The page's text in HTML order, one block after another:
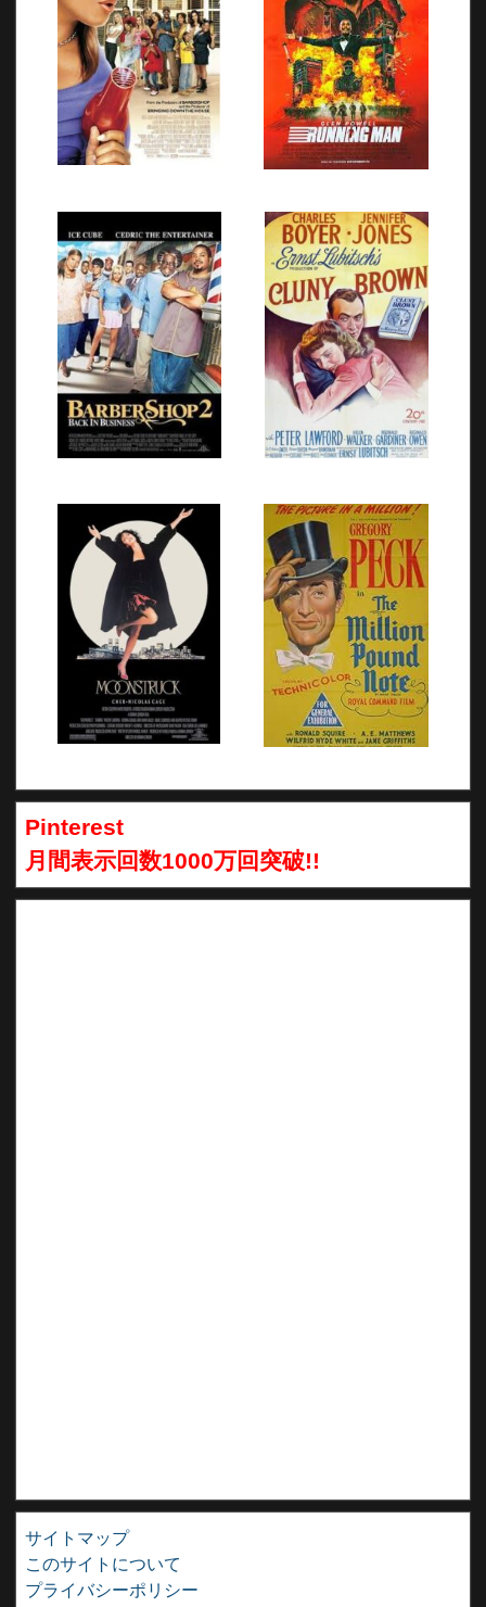
Pinterest
月間表示回数1000万回突破!!
サイトマップ
このサイトについて
プライバシーポリシー